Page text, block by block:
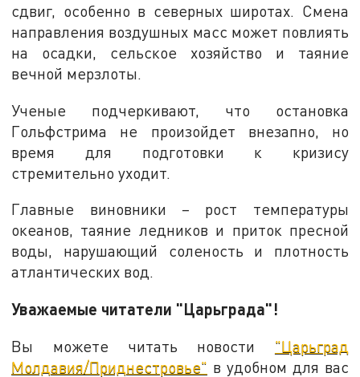
сдвиг, особенно в северных широтах. Смена
направления воздушных масс может повлиять
на осадки, сельское хозяйство и таяние
вечной мерзлоты.
Ученые подчеркивают, что остановка
Гольфстрима не произойдет внезапно, но
время для подготовки к кризису
стремительно уходит.
Главные виновники – рост температуры
океанов, таяние ледников и приток пресной
воды, нарушающий соленость и плотность
атлантических вод.
Уважаемые читатели "Царьграда"!
Вы можете читать новости "Царьград
Молдавия/Приднестровье" в удобном для вас